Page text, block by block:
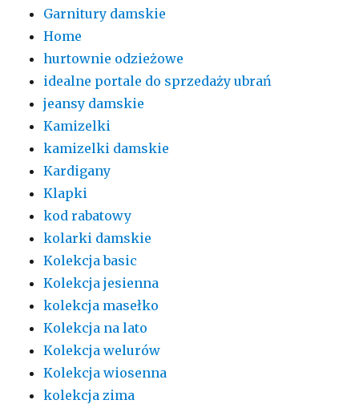
Garnitury damskie
Home
hurtownie odzieżowe
idealne portale do sprzedaży ubrań
jeansy damskie
Kamizelki
kamizelki damskie
Kardigany
Klapki
kod rabatowy
kolarki damskie
Kolekcja basic
Kolekcja jesienna
kolekcja masełko
Kolekcja na lato
Kolekcja welurów
Kolekcja wiosenna
kolekcja zima